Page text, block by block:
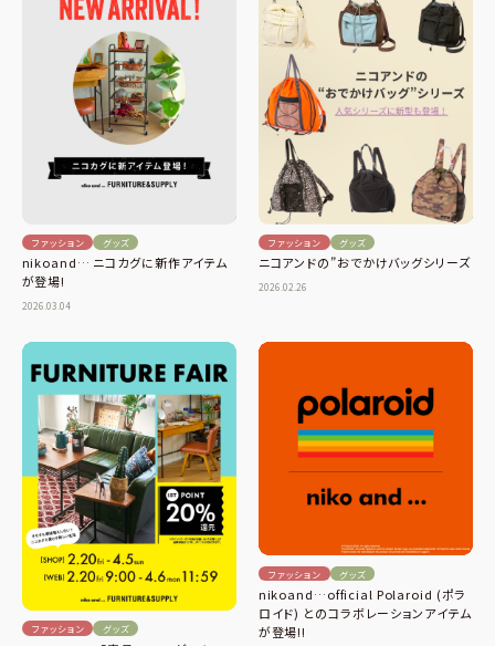
ファッション グッズ
nikoand… ニコカグに新作アイテム
が登場!
2026.03.04
ファッション グッズ
ニコアンドの”おでかけバッグシリーズ
2026.02.26
ファッション グッズ
ファッション グッズ
nikoand…official Polaroid (ポラ
ロイド) とのコラボレーションアイテム
が登場!!